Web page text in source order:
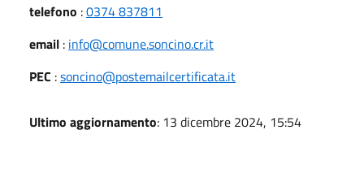
telefono :0374 837811
email : info@comune.soncino.cr.it
PEC :soncino@postemailcertificata.it
Ultimo aggiornamento: 13 dicembre 2024, 15:54